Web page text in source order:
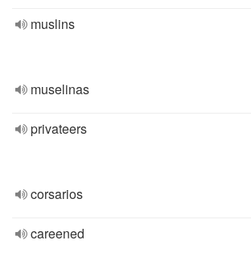
muslins
muselinas
privateers
corsarios
careened